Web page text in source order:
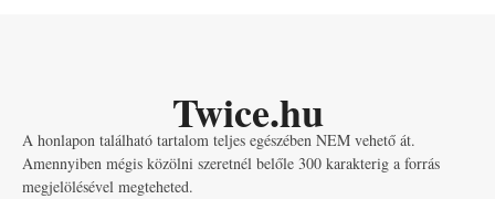
Twice.hu
A honlapon található tartalom teljes egészében NEM vehető át.
Amennyiben mégis közölni szeretnél belőle 300 karakterig a forrás
megjelölésével megteheted.